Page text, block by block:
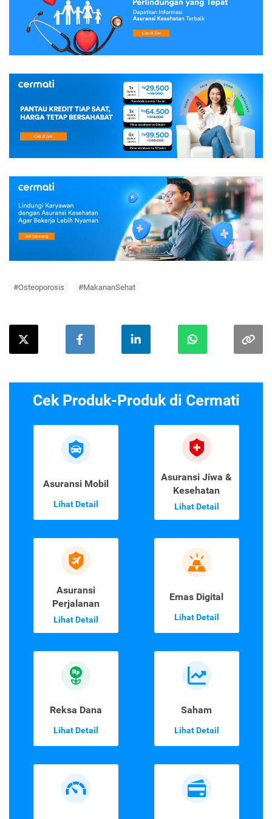
#Osteoporosis #MakananSehat
Cek Produk-Produk di Cermati
Asuransi Mobil
Lihat Detail
Asuransi Jiwa &
Kesehatan
Lihat Detail
Asuransi
Perjalanan
Lihat Detail
Emas Digital
Lihat Detail
Reksa Dana
Lihat Detail
Saham
Lihat Detail